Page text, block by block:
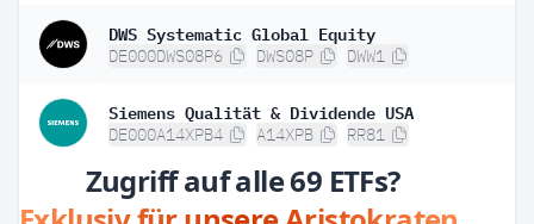
DWS Systematic Global Equity
DE000DWS08P6 DWS08P DWW1
Siemens Qualität & Dividende USA
DE000A14XPB4 A14XPB RR81
Zugriff auf alle 69 ETFs?